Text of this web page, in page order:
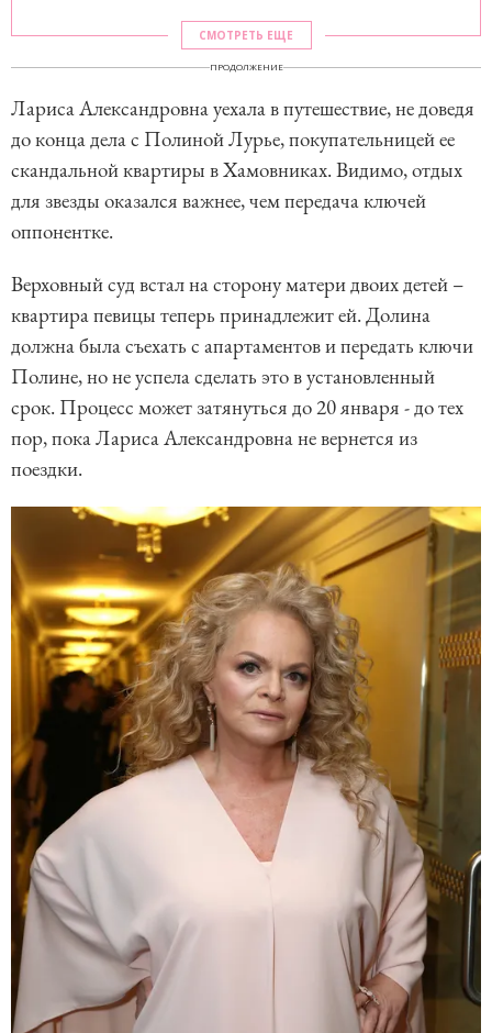
СМОТРЕТЬ ЕЩЕ
ПРОДОЛЖЕНИЕ
Лариса Александровна уехала в путешествие, не доведя
до конца дела с Полиной Лурье, покупательницей ее
скандальной квартиры в Хамовниках. Видимо, отдых
для звезды оказался важнее, чем передача ключей
оппонентке.
Верховный суд встал на сторону матери двоих детей –
квартира певицы теперь принадлежит ей. Долина
должна была съехать с апартаментов и передать ключи
Полине, но не успела сделать это в установленный
срок. Процесс может затянуться до 20 января - до тех
пор, пока Лариса Александровна не вернется из
поездки.